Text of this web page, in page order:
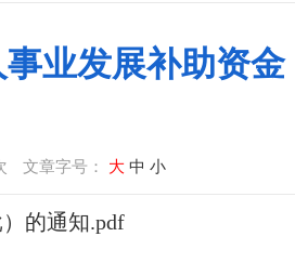
业发展补助资
文章字号： 大 中 小
的通知.pdf